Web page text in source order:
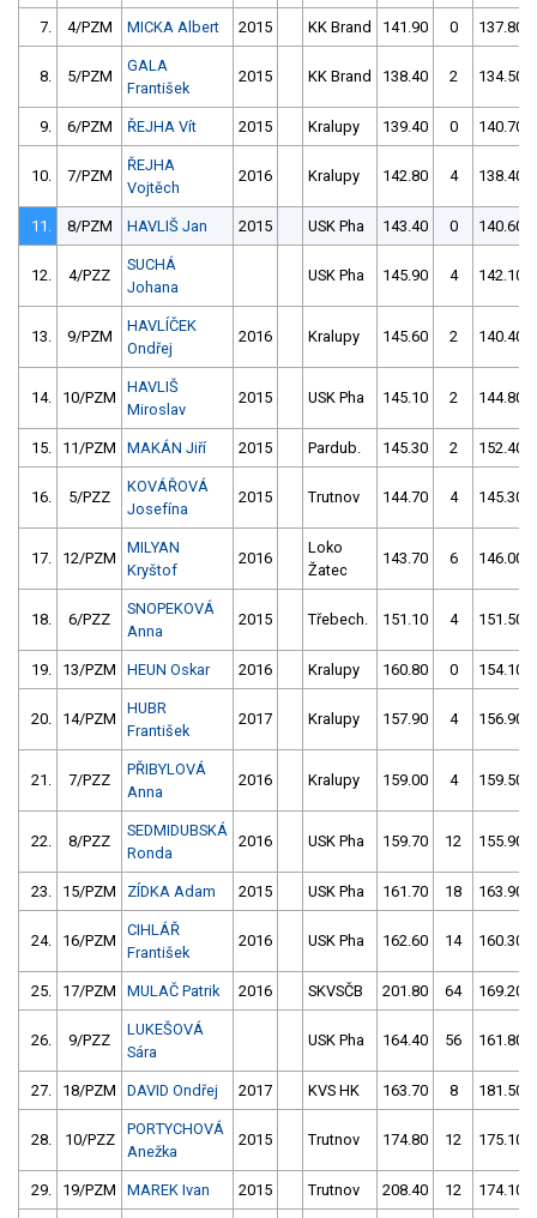
7. 4/PZM MICKA Albert 2015 KK Brand 141.90 0 137.80
8. 5/PZM
GALA
František
2015 KK Brand 138.40 2 134.50
9. 6/PZM ŘEJHA Vít 2015 Kralupy 139.40 0 140.70
10. 7/PZM
ŘEJHA
Vojtěch
2016 Kralupy 142.80 4 138.40
11. 8/PZM HAVLIŠ Jan 2015 USK Pha 143.40 0 140.60
12. 4/PZZ
SUCHÁ
Johana
USK Pha 145.90 4 142.10
13. 9/PZM
HAVLÍČEK
Ondřej
2016 Kralupy 145.60 2 140.40
14. 10/PZM
HAVLIŠ
Miroslav
2015 USK Pha 145.10 2 144.80
15. 11/PZM MAKÁN Jiří 2015 Pardub. 145.30 2 152.40
16. 5/PZZ
KOVÁŘOVÁ
Josefína
2015 Trutnov 144.70 4 145.30
17. 12/PZM
MILYAN
Kryštof
2016
Loko
Žatec
143.70 6 146.00
18. 6/PZZ
SNOPEKOVÁ
Anna
2015 Třebech. 151.10 4 151.50
19. 13/PZM HEUN Oskar 2016 Kralupy 160.80 0 154.10
20. 14/PZM
HUBR
František
2017 Kralupy 157.90 4 156.90
21. 7/PZZ
PŘIBYLOVÁ
Anna
2016 Kralupy 159.00 4 159.50
22. 8/PZZ
SEDMIDUBSKÁ
Ronda
2016 USK Pha 159.70 12 155.90
23. 15/PZM ZÍDKA Adam 2015 USK Pha 161.70 18 163.90
24. 16/PZM
CIHLÁŘ
František
2016 USK Pha 162.60 14 160.30
25. 17/PZM MULAČ Patrik 2016 SKVSČB 201.80 64 169.20
26. 9/PZZ
LUKEŠOVÁ
Sára
USK Pha 164.40 56 161.80
27. 18/PZM DAVID Ondřej 2017 KVS HK 163.70 8 181.50
28. 10/PZZ
PORTYCHOVÁ
Anežka
2015 Trutnov 174.80 12 175.10
29. 19/PZM MAREK Ivan 2015 Trutnov 208.40 12 174.10